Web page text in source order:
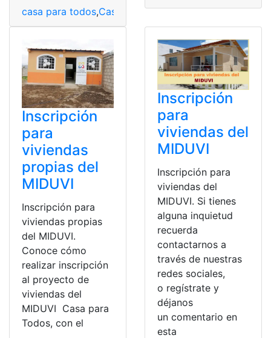
casa para todos,Casas del MIDUVI,crédito,
Inscripción
para
viviendas
propias del
MIDUVI
Inscripción para
viviendas propias
del MIDUVI.
Conoce cómo
realizar inscripción
al proyecto de
viviendas del
MIDUVI Casa para
Todos, con el
Inscripción
para
viviendas del
MIDUVI
Inscripción para
viviendas del
MIDUVI. Si tienes
alguna inquietud
recuerda
contactarnos a
través de nuestras
redes sociales,
o regístrate y
déjanos
un comentario en
esta